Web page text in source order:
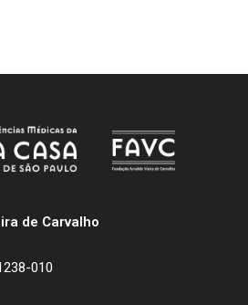
de Carvalho
010